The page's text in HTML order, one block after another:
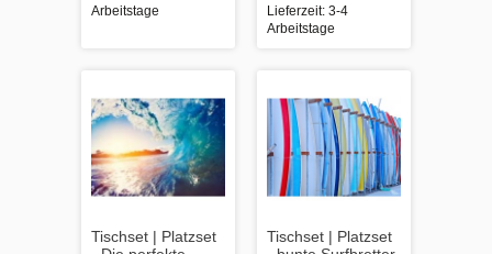
Arbeitstage
Lieferzeit: 3-4
Arbeitstage
Tischset | Platzset
Tischset | Platzset